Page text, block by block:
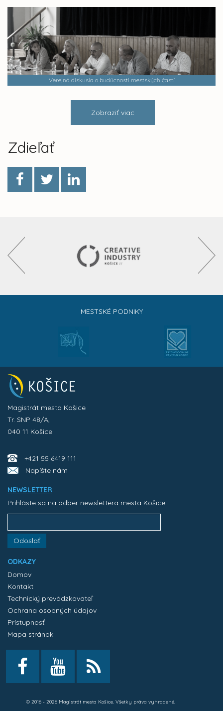
Verejná diskusia o budúcnosti mestských častí
Zobraziť viac
Zdieľať
MESTSKÉ PODNIKY
Magistrát mesta Košice
Tr. SNP 48/A,
040 11 Košice
+421 55 6419 111
Napíšte nám
NEWSLETTER
Prihláste sa na odber newslettera mesta Košice:
Odoslať
ODKAZY
Domov
Kontakt
Technický prevádzkovateľ
Ochrana osobných údajov
Prístupnosť
Mapa stránok
© 2016 - 2026 Magistrát mesta Košice. Všetky práva vyhradené.